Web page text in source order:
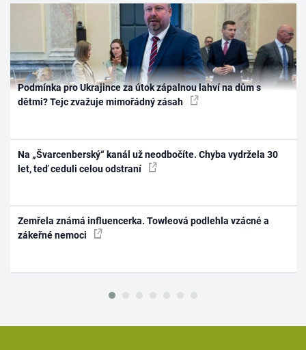
Podmínka pro Ukrajince za útok zápalnou lahví na dům s
dětmi? Tejc zvažuje mimořádný zásah
Na „Švarcenberský“ kanál už neodbočíte. Chyba vydržela 30
let, teď ceduli celou odstraní
Zemřela známá influencerka. Towleová podlehla vzácné a
zákeřné nemoci